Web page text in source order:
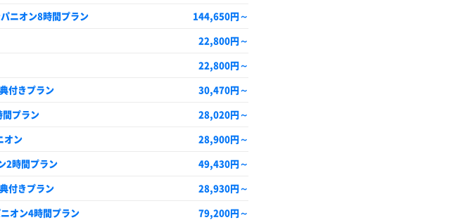
ニオン8時間プラン 144,650円～
22,800円～
22,800円～
付きプラン 30,470円～
間プラン 28,020円～
オン 28,900円～
2時間プラン 49,430円～
付きプラン 28,930円～
オン4時間プラン 79,200円～